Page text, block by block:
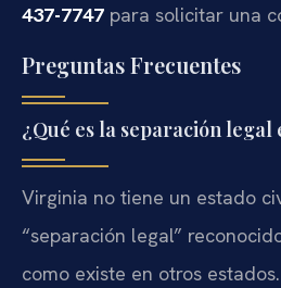
437-7747 para solicitar una
Preguntas Frecuentes
¿Qué es la separación legal
Virginia no tiene un estado
“separación legal”
como existe en otros